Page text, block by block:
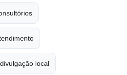
local